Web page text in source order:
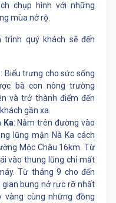
chụp hình với những
mùa nở rộ.
trình quý khách sẽ đến
: Biểu trưng cho sức sống
bà con nông trường
và trở thành điểm đến
gần xa.
Ka: Nằm trên đường vào
lũng mận Nà Ka cách
Mộc Châu 16km. Từ
vào thung lũng chỉ mất
Từ tháng 9 cho đến
bung nở rực rỡ nhất
vàng cùng những đồng